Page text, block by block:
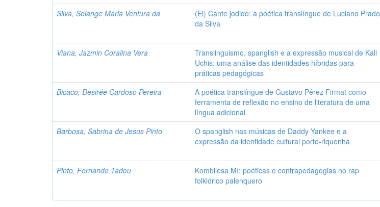
Silva, Solange Maria Ventura da
(El) Cante jodido: a poética translíngue de Luciano Prado
da Silva
Viana, Jazmin Coralina Vera
Translinguismo, spanglish e a expressão musical de Kali
Uchis: uma análise das identidades híbridas para
práticas pedagógicas
Bicaco, Desirée Cardoso Pereira
A poética translíngue de Gustavo Pérez Firmat como
ferramenta de reflexão no ensino de literatura de uma
língua adicional
Barbosa, Sabrina de Jesus Pinto
O spanglish nas músicas de Daddy Yankee e a
expressão da identidade cultural porto-riquenha
Pinto, Fernando Tadeu
Kombilesa Mí: poéticas e contrapedagogias no rap
folklórico palenquero